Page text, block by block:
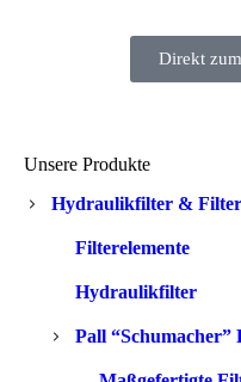
Direkt
Unsere Produkte
Hydraulikfilter &
Filterelemente
Hydraulikfilter
Pall “Schumacher”